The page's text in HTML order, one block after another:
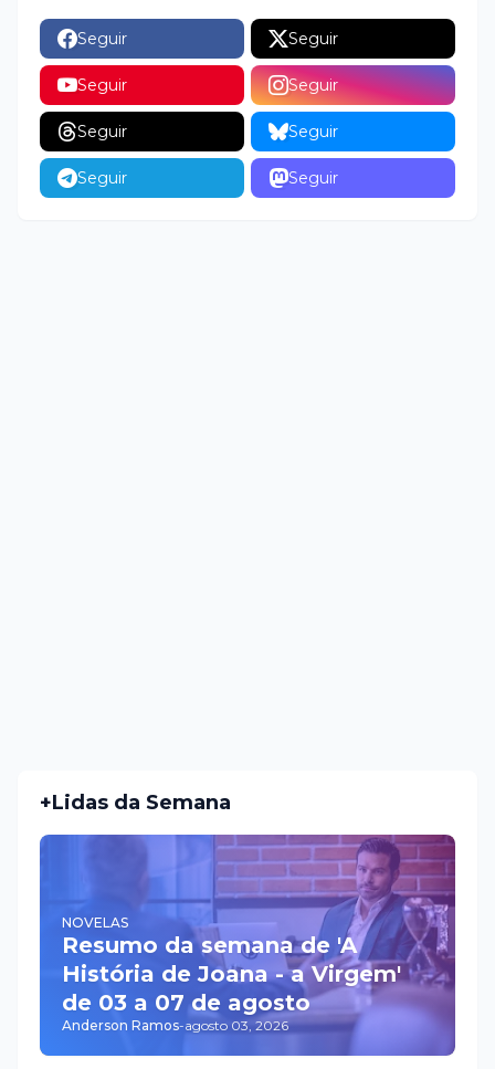
Seguir Seguir
Seguir Seguir
Seguir Seguir
Seguir Seguir
+Lidas da Semana
NOVELAS
Resumo da semana de 'A
História de Joana - a Virgem'
de 03 a 07 de agosto
Anderson Ramos-agosto 03, 2026